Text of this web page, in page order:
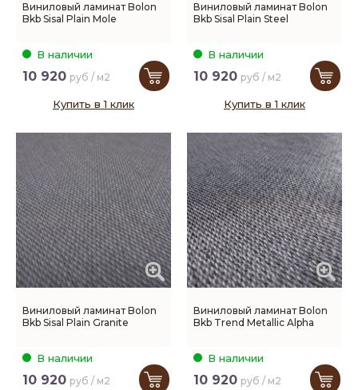
Виниловый ламинат Bolon
Bkb Sisal Plain Mole
В наличии
10 920 руб / м2
Купить в 1 клик
Виниловый ламинат Bolon
Bkb Sisal Plain Steel
В наличии
10 920 руб / м2
Купить в 1 клик
Виниловый ламинат Bolon
Bkb Sisal Plain Granite
В наличии
10 920 руб / м2
Виниловый ламинат Bolon
Bkb Trend Metallic Alpha
В наличии
10 920 руб / м2